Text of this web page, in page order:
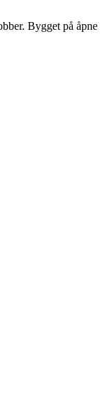
Bygget på åpne